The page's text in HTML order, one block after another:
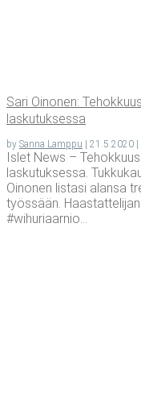
Sari Oino­nen:
laskutuksessa
by Sanna Lamppu | 21.5.2020 |
Islet News –
laskutuksessa.
Oinonen listasi alansa
työssään.
#wihuriaarnio...